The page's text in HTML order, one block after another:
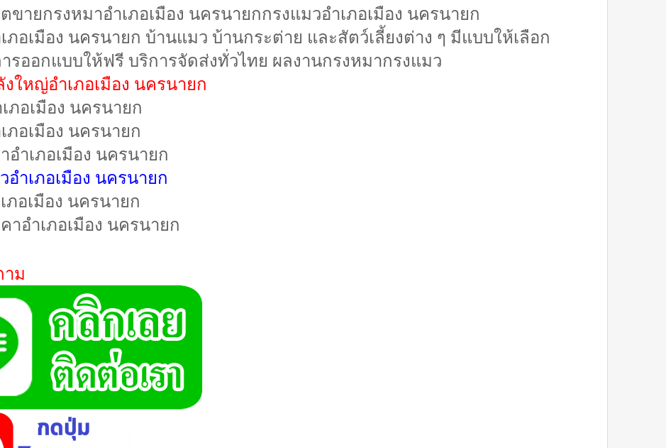
ขายกรงหมาอำเภอเมือง นครนายกกรงแมวอำเภอเมือง นครนายก
ภอเมือง นครนายก บ้านแมว บ้านกระต่าย และสัตว์เลี้ยงต่าง ๆ มีแบบให้เลือก
รออกแบบให้ฟรี บริการจัดส่งทั่วไทย ผลงานกรงหมากรงแมว
ใหญ่อำเภอเมือง นครนายก
ภอเมือง นครนายก
ภอเมือง นครนายก
อำเภอเมือง นครนายก
อำเภอเมือง นครนายก
ภอเมือง นครนายก
าอำเภอเมือง นครนายก
ม